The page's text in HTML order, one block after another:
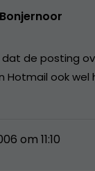
dat de posting
Hotmail ook wel
om 11:10